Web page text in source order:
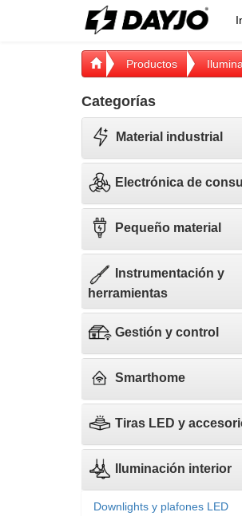
Productos
Categorías
Material industrial
Electrónica de
Pequeño material
Instrumentación y
herramientas
Gestión y control
Smarthome
Tiras LED y
Iluminación interior
Downlights y plafones LED